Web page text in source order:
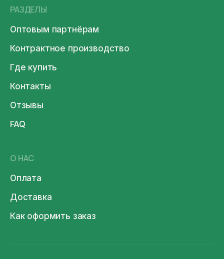
РАЗДЕЛЫ
Оптовым партнёрам
Контрактное производство
Где купить
Контакты
Отзывы
FAQ
О НАС
Оплата
Доставка
Как оформить заказ